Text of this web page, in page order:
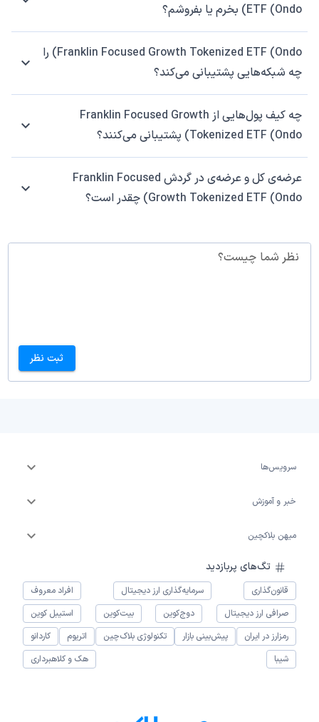
ETF (Ondo) بخرم یا بفروشم؟
Franklin Focused Growth Tokenized ETF (Ondo) را
چه شبکه‌هایی پشتیبانی می‌کند؟
چه کیف پول‌هایی از Franklin Focused Growth
Tokenized ETF (Ondo) پشتیبانی می‌کنند؟
عرضه‌ی کل و عرضه‌ی در گردش Franklin Focused
Growth Tokenized ETF (Ondo) چقدر است؟
نظر شما چیست؟
ثبت نظر
سرویس‌ها
خبر و آموزش
میهن بلاکچین
تگ‌های پربازدید
قانون‌گذاری سرمایه‌گذاری ارز دیجیتال
افراد معروف
صرافی ارز دیجیتال
دوج‌کوین بیت‌کوین
استیبل کوین
رمزارز در ایران
پیش‌بینی بازار تکنولوژی بلاک‌چین اتریوم
کاردانو
شیبا
هک و کلاهبرداری